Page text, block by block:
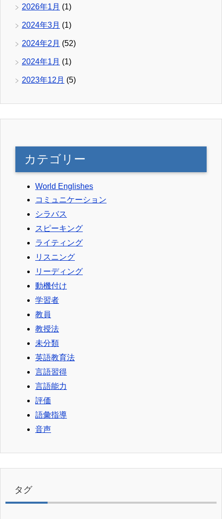
2026年1月 (1)
2024年3月 (1)
2024年2月 (52)
2024年1月 (1)
2023年12月 (5)
カテゴリー
World Englishes
コミュニケーション
シラバス
スピーキング
ライティング
リスニング
リーディング
動機付け
学習者
教員
教授法
未分類
英語教育法
言語習得
言語能力
評価
語彙指導
音声
タグ